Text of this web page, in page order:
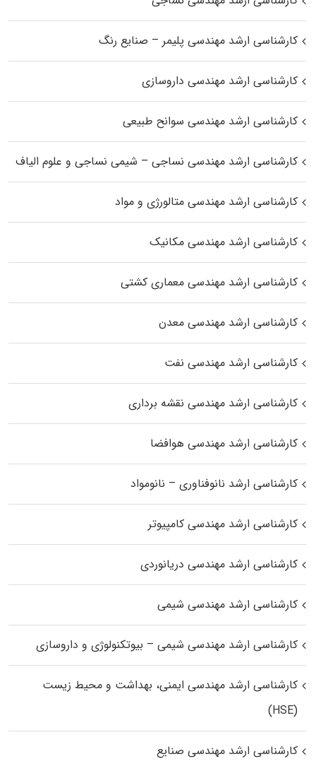
کارشناسی ارشد مهندسی پلیمر – صنایع رنگ
کارشناسی ارشد مهندسی داروسازی
کارشناسی ارشد مهندسی سوانح طبیعی
کارشناسی ارشد مهندسی نساجی – شیمی نساجی و علوم الیاف
کارشناسی ارشد مهندسی متالورژی و مواد
کارشناسی ارشد مهندسی مکانیک
کارشناسی ارشد مهندسی معماری کشتی
کارشناسی ارشد مهندسی معدن
کارشناسی ارشد مهندسی نفت
کارشناسی ارشد مهندسی نقشه برداری
کارشناسی ارشد مهندسی هوافضا
کارشناسی ارشد نانوفناوری – نانومواد
کارشناسی ارشد مهندسی کامپیوتر
کارشناسی ارشد مهندسی دریانوردی
کارشناسی ارشد مهندسی شیمی
کارشناسی ارشد مهندسی شیمی – بیوتکنولوژی و داروسازی
کارشناسی ارشد مهندسی ایمنی، بهداشت و محیط زیست
(HSE)
کارشناسی ارشد مهندسی صنایع